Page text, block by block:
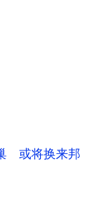
或将换来邦